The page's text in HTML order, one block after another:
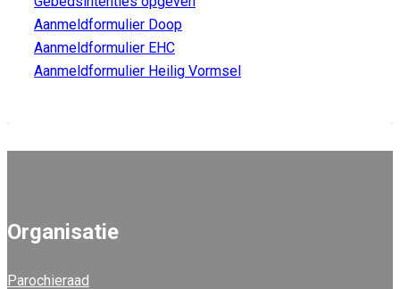
Aanmeldformulier Doop
Aanmeldformulier EHC
Aanmeldformulier Heilig Vormsel
Organisatie
Parochieraad